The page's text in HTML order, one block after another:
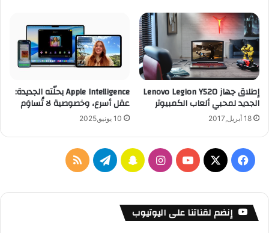
إطلاق جهاز Lenovo Legion Y520
الجديد لمحبي ألعاب الكمبيوتر
18 أبريل,2017
Apple Intelligence بحلّته الجديدة:
عقل أسرع، وخصوصية لا تُساوَم
10 يونيو,2025
فيسبوك
‫X
‫YouTubeانستقرامسناب تيلقرامملخص
إنضم لقناتنا على اليوتيوب